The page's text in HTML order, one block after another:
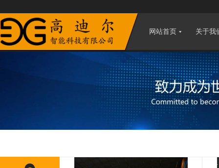
网站首页 关于我